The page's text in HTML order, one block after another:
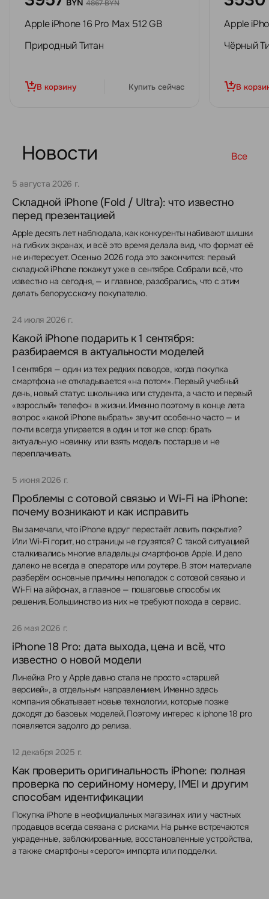
BYN 4867 BYN
Apple iPhone 16 Pro Max 512 GB
Природный Титан
В корзину Купить сейчас
Apple
Чёрный
В
Новости Все
5 августа 2026 г.
Складной iPhone (Fold / Ultra): что известно
перед презентацией
Apple десять лет наблюдала, как конкуренты набивают шишки
на гибких экранах, и всё это время делала вид, что формат её
не интересует. Осенью 2026 года это закончится: первый
складной iPhone покажут уже в сентябре. Собрали всё, что
известно на сегодня, — и главное, разобрались, что с этим
делать белорусскому покупателю.
24 июля 2026 г.
Какой iPhone подарить к 1 сентября:
разбираемся в актуальности моделей
1 сентября — один из тех редких поводов, когда покупка
смартфона не откладывается «на потом». Первый учебный
день, новый статус школьника или студента, а часто и первый
«взрослый» телефон в жизни. Именно поэтому в конце лета
вопрос «какой iPhone выбрать» звучит особенно часто — и
почти всегда упирается в один и тот же спор: брать
актуальную новинку или взять модель постарше и не
переплачивать.
5 июня 2026 г.
Проблемы с сотовой связью и Wi-Fi на iPhone:
почему возникают и как исправить
Вы замечали, что iPhone вдруг перестаёт ловить покрытие?
Или Wi-Fi горит, но страницы не грузятся? С такой ситуацией
сталкивались многие владельцы смартфонов Apple. И дело
далеко не всегда в операторе или роутере. В этом материале
разберём основные причины неполадок с сотовой связью и
Wi-Fi на айфонах, а главное — пошаговые способы их
решения. Большинство из них не требуют похода в сервис.
26 мая 2026 г.
iPhone 18 Pro: дата выхода, цена и всё, что
известно о новой модели
Линейка Pro у Apple давно стала не просто «старшей
версией», а отдельным направлением. Именно здесь
компания обкатывает новые технологии, которые позже
доходят до базовых моделей. Поэтому интерес к iphone 18 pro
появляется задолго до релиза.
12 декабря 2025 г.
Как проверить оригинальность iPhone: полная
проверка по серийному номеру, IMEI и другим
способам идентификации
Покупка iPhone в неофициальных магазинах или у частных
продавцов всегда связана с рисками. На рынке встречаются
украденные, заблокированные, восстановленные устройства,
а также смартфоны «серого» импорта или подделки.